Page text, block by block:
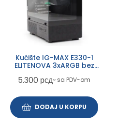
Kućište IG-MAX E330-1
ELITENOVA 3xARGB bez
5.300 рсд~ sa PDV-om
DODAJ U KORPU